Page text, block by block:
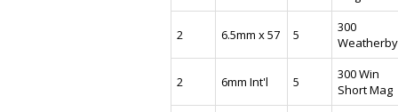
2 6.5mm x 57 5
300
Weatherby
2 6mm Int'l 5
300 Win
Short Mag